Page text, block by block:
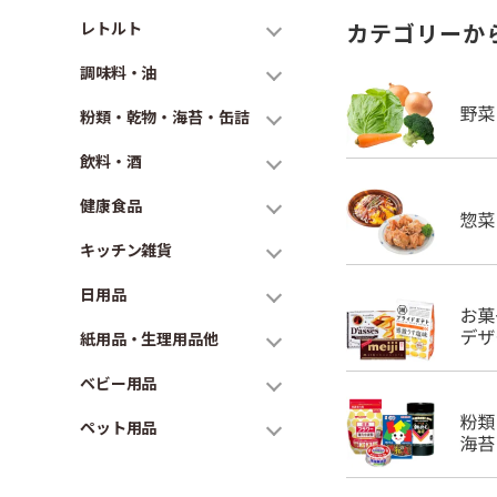
レトルト
調味料・油
粉類・乾物・海苔・缶詰
飲料・酒
健康食品
キッチン雑貨
日用品
紙用品・生理用品他
ベビー用品
ペット用品
カテゴリーか